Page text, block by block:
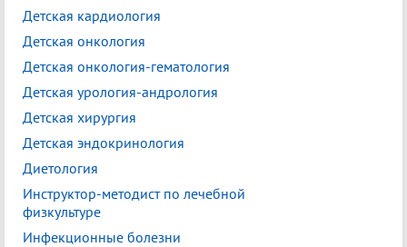
Детская кардиология
Детская онкология
Детская онкология-гематология
Детская урология-андрология
Детская хирургия
Детская эндокринология
Диетология
Инструктор-методист по лечебной
физкультуре
Инфекционные болезни